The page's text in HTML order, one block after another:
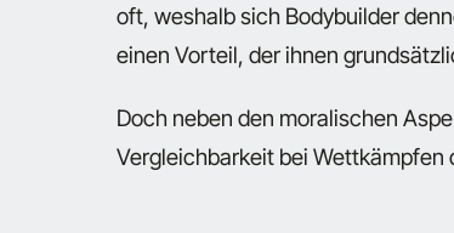
oft, weshalb sich Bodybuilder
einen Vorteil, der ihnen
Doch neben den moralischen
Vergleichbarkeit bei